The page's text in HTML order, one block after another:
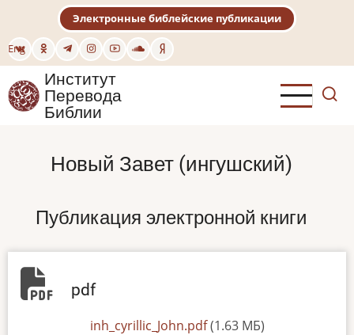
основному
содержанию
Eng
Электронные библейские публикации
Институт
Перевода
Библии
Новый Завет (ингушский)
Публикация электронной книги
pdf
inh_cyrillic_John.pdf (1.63 МБ)